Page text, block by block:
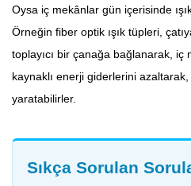
Oysa iç mekânlar gün içerisinde
Örneğin fiber optik ışık tüpleri,
toplayıcı bir çanağa bağlanarak, iç
kaynaklı enerji giderlerini
yaratabilirler.
Sıkça Sorulan